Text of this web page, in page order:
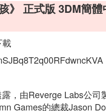
》 正式版 3DM簡
載
，由Reverge Labs公
Games的總裁Jason